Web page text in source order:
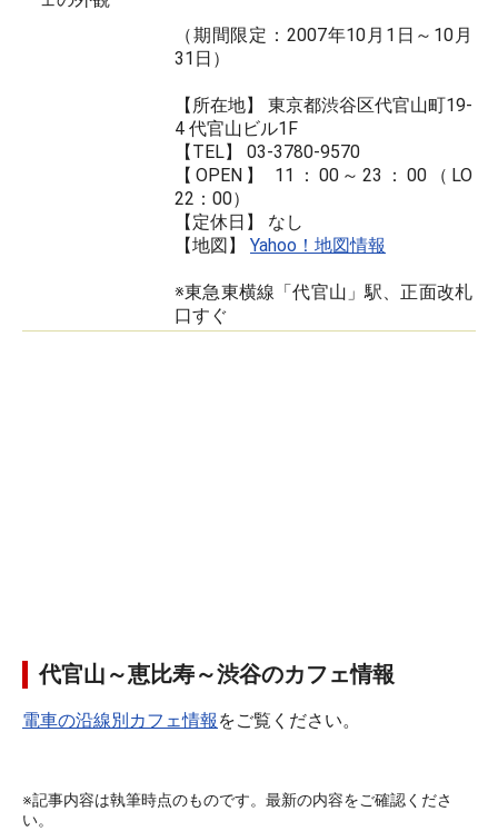
（期間限定：2007年10月1日～10月
31日）
【所在地】 東京都渋谷区代官山町19-
4 代官山ビル1F
【TEL】 03-3780-9570
【OPEN】 11：00～23：00（LO
22：00）
【定休日】 なし
【地図】 Yahoo！地図情報
※東急東横線「代官山」駅、正面改札
口すぐ
代官山～恵比寿～渋谷のカフェ情報
電車の沿線別カフェ情報 をご覧ください。
※記事内容は執筆時点のものです。最新の内容をご確認くださ
い。